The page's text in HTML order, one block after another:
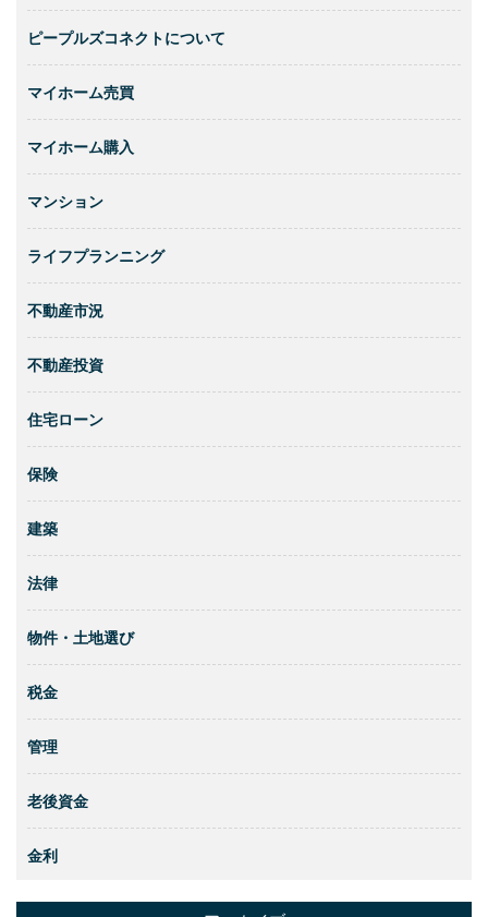
ピープルズコネクトについて
マイホーム売買
マイホーム購入
マンション
ライフプランニング
不動産市況
不動産投資
住宅ローン
保険
建築
法律
物件・土地選び
税金
管理
老後資金
金利